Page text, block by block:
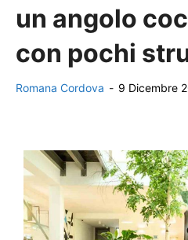
un angolo
con pochi
Romana Cordova - 9 Dicembre